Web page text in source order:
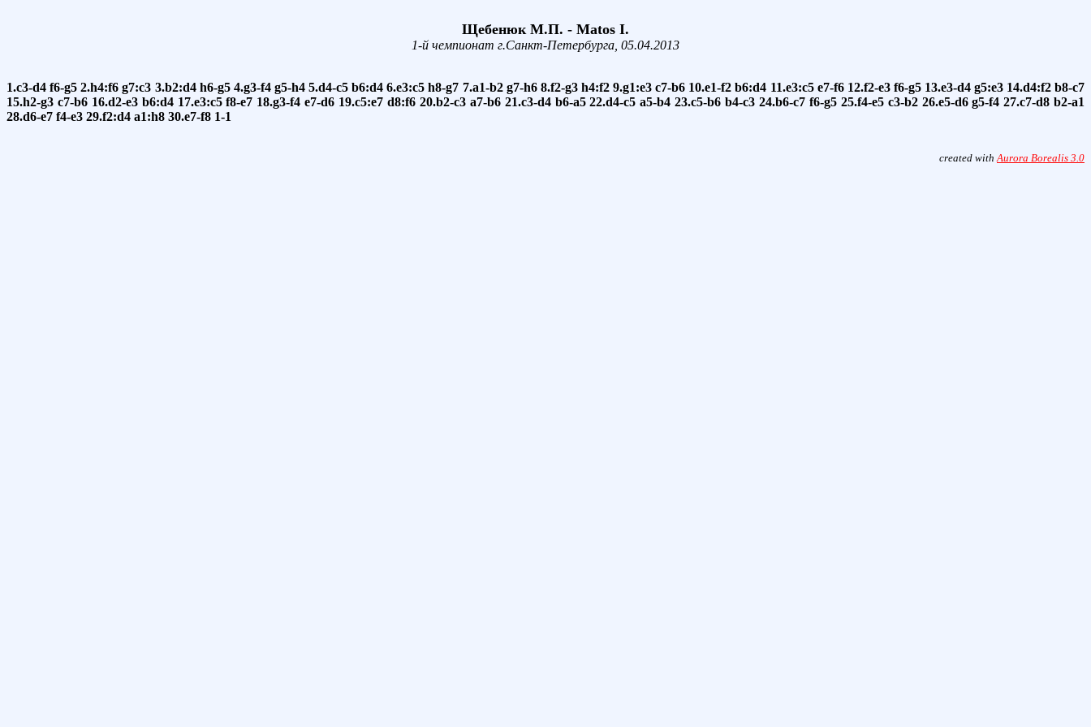
Щебенюк М.П. - Matos I.
1-й чемпионат г.Санкт-Петербурга, 05.04.2013
1.c3-d4 f6-g5 2.h4:f6 g7:c3 3.b2:d4 h6-g5 4.g3-f4 g5-h4 5.d4-c5 b6:d4 6.e3:c5 h8-g7 7.a1-b2 g7-h6 8.f2-g3 h4:f2 9.g1:e3 c7-b6 10.e1-f2 b6:d4 11.e3:c5 e7-f6 12.f2-e3 f6-g5 13.e3-d4 g5:e3 14.d4:f2 b8-c7
15.h2-g3 c7-b6 16.d2-e3 b6:d4 17.e3:c5 f8-e7 18.g3-f4 e7-d6 19.c5:e7 d8:f6 20.b2-c3 a7-b6 21.c3-d4 b6-a5 22.d4-c5 a5-b4 23.c5-b6 b4-c3 24.b6-c7 f6-g5 25.f4-e5 c3-b2 26.e5-d6 g5-f4 27.c7-d8 b2-a1
28.d6-e7 f4-e3 29.f2:d4 a1:h8 30.e7-f8 1-1
created withAurora Borealis 3.0